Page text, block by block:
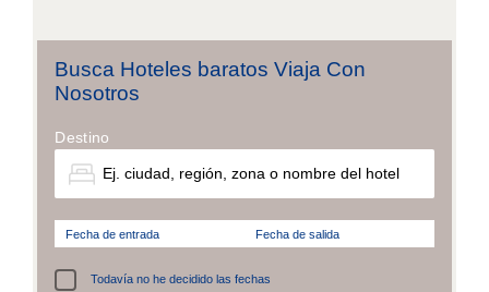
Busca Hoteles baratos Viaja Con
Nosotros
Destino
Fecha de entrada Fecha de salida
Todavía no he decidido las fechas